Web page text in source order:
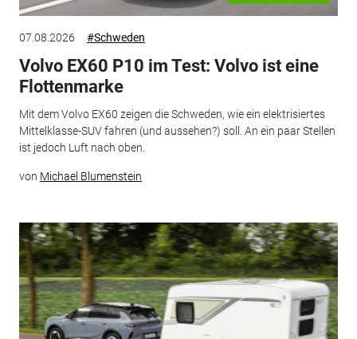
07.08.2026 #Schweden
Volvo EX60 P10 im Test: Volvo ist eine
Flottenmarke
Mit dem Volvo EX60 zeigen die Schweden, wie ein elektrisiertes
Mittelklasse-SUV fahren (und aussehen?) soll. An ein paar Stellen
ist jedoch Luft nach oben.
von Michael Blumenstein